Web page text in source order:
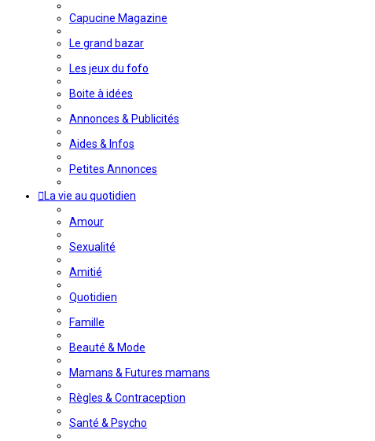
Capucine Magazine
Le grand bazar
Les jeux du fofo
Boite à idées
Annonces & Publicités
Aides & Infos
Petites Annonces
La vie au quotidien
Amour
Sexualité
Amitié
Quotidien
Famille
Beauté & Mode
Mamans & Futures mamans
Règles & Contraception
Santé & Psycho